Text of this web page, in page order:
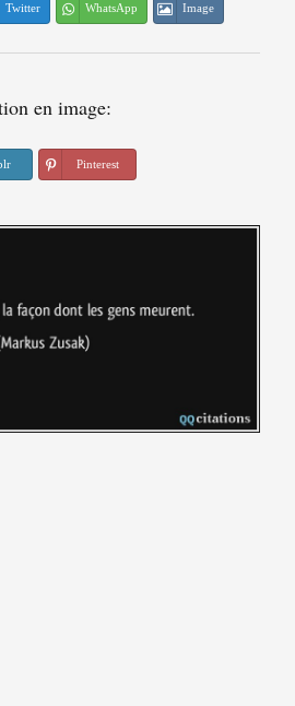
Twitter WhatsApp Image
en image:
Pinterest